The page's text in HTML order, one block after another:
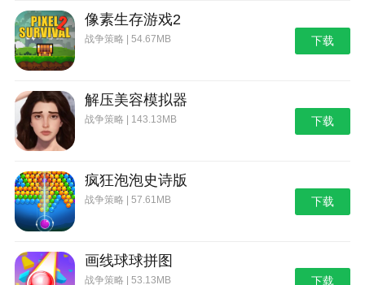
像素生存游戏2
战争策略 | 54.67MB 下载
解压美容模拟器
战争策略 | 143.13MB 下载
疯狂泡泡史诗版
战争策略 | 57.61MB 下载
画线球球拼图
战争策略 | 53.13MB 下载